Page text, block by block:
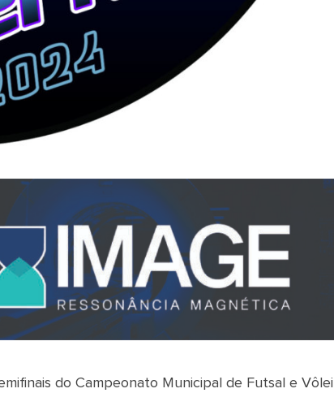
do Campeonato Municipal de Futsal e Vôlei